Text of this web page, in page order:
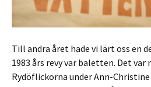
Till andra året hade vi lärt oss en
1983 års revy var baletten. Det
Rydöflickorna under Ann-